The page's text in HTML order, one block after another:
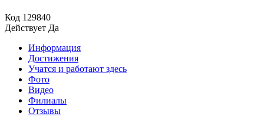
Код 129840
Действует Да
Информация
Достижения
Учатся и работают здесь
Фото
Видео
Филиалы
Отзывы